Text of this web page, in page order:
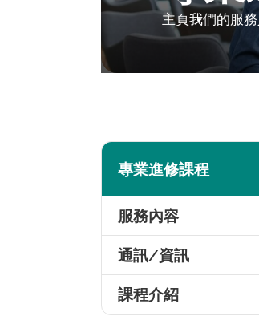
主頁我們的服務
專業進修課程
服務內容
通訊/資訊
課程介紹